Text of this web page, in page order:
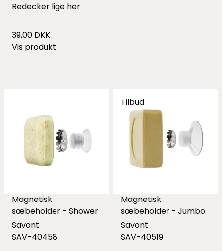
Redecker lige her
39,00 DKK
Vis produkt
Magnetisk
sæbeholder - Shower
Savont
SAV-40458
Tilbud
Magnetisk
sæbeholder - Jumbo
Savont
SAV-40519